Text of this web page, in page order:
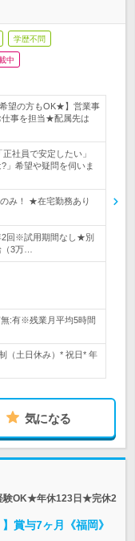
学歴不問
中
希望の方もOK★】営業事
仕事を担当★配属先は
社員で安定したい」
」希望や疑問を伺いま
み！ ★在宅勤務あり
2回※試用期間なし★別
3万…
:有※残業月平均5時間
（土日休み）* 祝日* 年
気になる
験OK★年休123日★完休2
賞与7ヶ月《福岡》